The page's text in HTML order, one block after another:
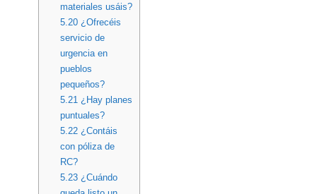
materiales usáis?
5.20¿Ofrecéis
servicio de
urgencia en
pueblos
pequeños?
5.21 ¿Hay planes
puntuales?
5.22¿Contáis
con póliza de
RC?
5.23¿Cuándo